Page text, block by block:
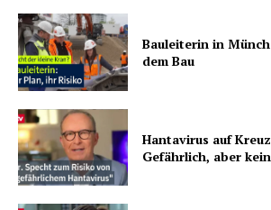
Bauleiterin in
dem Bau
Hantavirus auf
Gefährlich, aber